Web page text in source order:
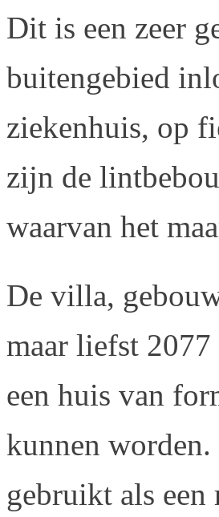
Dit is een zeer
buitengebied
ziekenhuis, op
zijn de
waarvan het
De villa,
maar liefst
een huis van
kunnen
gebruikt als